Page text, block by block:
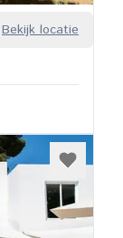
Bekijk locatie